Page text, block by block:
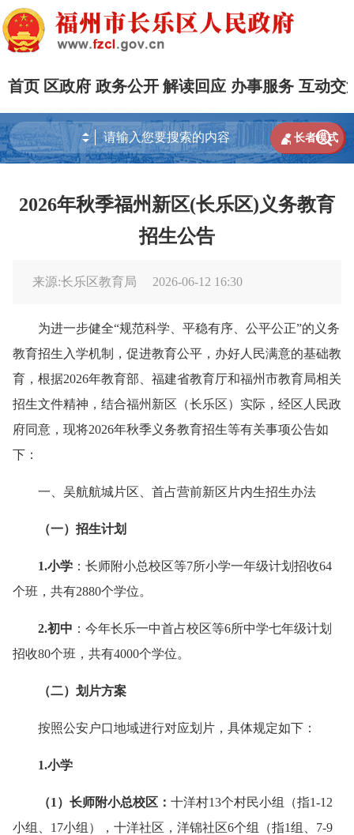
首页 区政府 政务公开 解读回应 办事服务 互动交

 长者模式
2026年秋季福州新区(长乐区)义务教育
招生公告
来源:长乐区教育局 2026-06-12 16:30
为进一步健全“规范科学、平稳有序、公平公正”的义务
教育招生入学机制，促进教育公平，办好人民满意的基础教
育，根据2026年教育部、福建省教育厅和福州市教育局相关
招生文件精神，结合福州新区（长乐区）实际，经区人民政
府同意，现将2026年秋季义务教育招生等有关事项公告如
下：
一、吴航航城片区、首占营前新区片内生招生办法
（一）招生计划
1.小学 ：长师附小总校区等7所小学一年级计划招收64
个班，共有2880个学位。
2.初中 ：今年长乐一中首占校区等6所中学七年级计划
招收80个班，共有4000个学位。
（二）划片方案
按照公安户口地域进行对应划片，具体规定如下：
1.小学
（1 ） 长师附小总校区 ： 十洋村13个村民小组（指1-12
小组、17小组），十洋社区，洋锦社区6个组（指1组、7-9